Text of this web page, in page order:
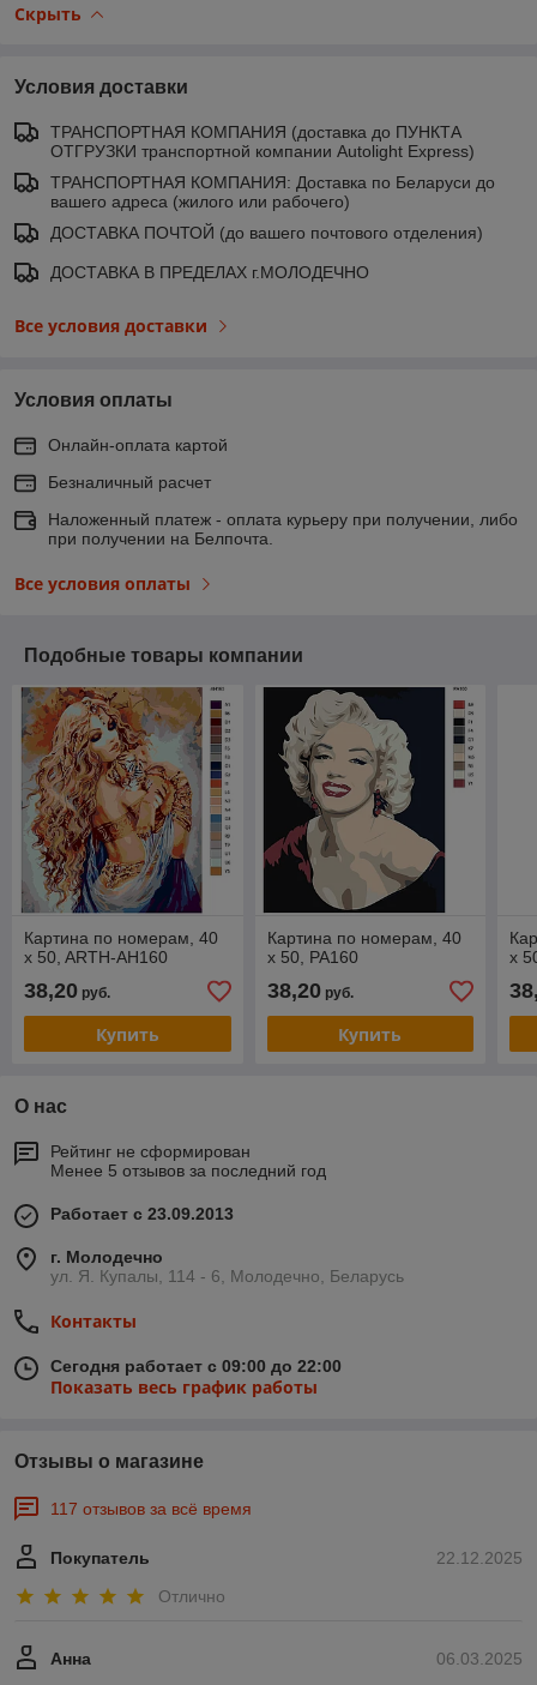
Скрыть
Условия доставки
ТРАНСПОРТНАЯ КОМПАНИЯ (доставка до ПУНКТА
ОТГРУЗКИ транспортной компании Autolight Express)
ТРАНСПОРТНАЯ КОМПАНИЯ: Доставка по Беларуси до
вашего адреса (жилого или рабочего)
ДОСТАВКА ПОЧТОЙ (до вашего почтового отделения)
ДОСТАВКА В ПРЕДЕЛАХ г.МОЛОДЕЧНО
Все условия доставки
Условия оплаты
Онлайн-оплата картой
Безналичный расчет
Наложенный платеж - оплата курьеру при получении, либо
при получении на Белпочта.
Все условия оплаты
Подобные товары компании
Картина по номерам, 40
x 50, ARTH-AH160
38,20 руб.
Купить
Картина по номерам, 40
x 50, PA160
38,20руб.
Купить
x
О нас
Рейтинг не сформирован
Менее 5 отзывов за последний год
Работает с 23.09.2013
г. Молодечно
ул. Я. Купалы, 114 - 6, Молодечно, Беларусь
Контакты
Сегодня работает с 09:00 до 22:00
Показать весь график работы
Отзывы о магазине
117 отзывов за всё время
22.12.2025
Покупатель
Отлично
06.03.2025
Анна